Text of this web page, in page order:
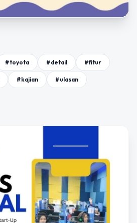
#toyota #detail #fitur
#kajian #ulasan